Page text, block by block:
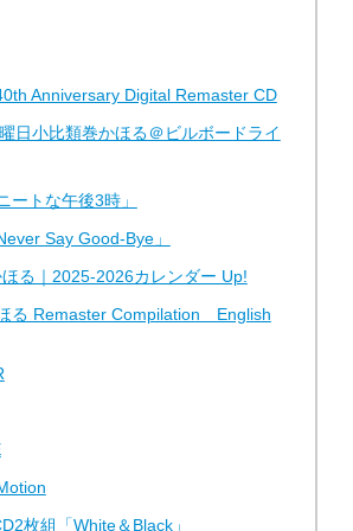
Anniversary Digital Remaster CD
日小比類巻かほる＠ビルボードライ
ートな午後3時」
Never Say Good-Bye」
る｜2025-2026カレンダー Up!
る Remaster Compilation English
枚組「White＆Black」